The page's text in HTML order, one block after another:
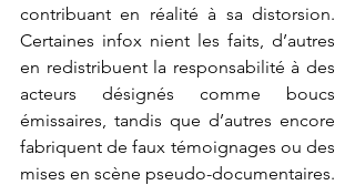
contribuant en réalité à sa distorsion.
Certaines infox nient les faits, d’autres
en redistribuent la responsabilité à des
acteurs désignés comme boucs
émissaires, tandis que d’autres encore
fabriquent de faux témoignages ou des
mises en scène pseudo-documentaires.